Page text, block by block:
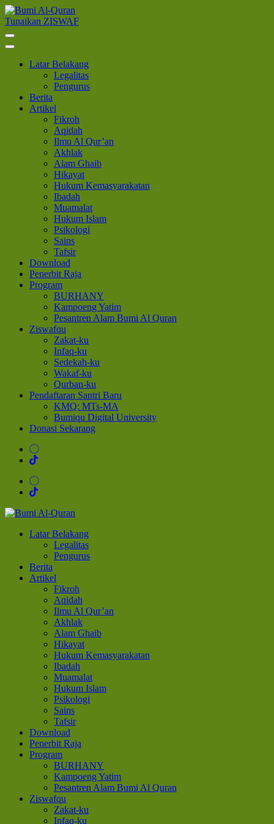
Lompat
ke
konten
(Tekan
Tunaikan ZISWAF
Latar Belakang
Legalitas
Pengurus
Berita
Artikel
Fikroh
Aqidah
Ilmu Al Qur’an
Akhlak
Alam Ghaib
Hikayat
Hukum Kemasyarakatan
Ibadah
Muamalat
Hukum Islam
Psikologi
Sains
Tafsir
Download
Penerbit Raja
Program
BURHANY
Kampoeng Yatim
Pesantren Alam Bumi Al Quran
Ziswafqu
Zakat-ku
Infaq-ku
Sedekah-ku
Wakaf-ku
Qurban-ku
Pendaftaran Santri Baru
KMQ: MTs-MA
Bumiqu Digital University
Donasi Sekarang
Bumi Al-Quran
Sinergi Untuk Kebahagiaan Dunia-Akhirat
Latar Belakang
Legalitas
Pengurus
Berita
Artikel
Fikroh
Aqidah
Ilmu Al Qur’an
Akhlak
Alam Ghaib
Hikayat
Hukum Kemasyarakatan
Ibadah
Muamalat
Hukum Islam
Psikologi
Sains
Tafsir
Download
Penerbit Raja
Program
BURHANY
Kampoeng Yatim
Pesantren Alam Bumi Al Quran
Ziswafqu
Zakat-ku
Infaq-ku